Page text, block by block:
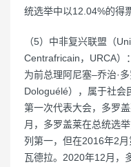
统选举中以12.04%的得
（5）中非复兴联盟（
Centrafricain，URCA）
为前总理阿尼塞–乔治·
Dologuélé），属于社会
第一次代表大会，多罗
月，多罗盖莱在总统选
列第一，但在2016年2
瓦德拉。2020年12月，